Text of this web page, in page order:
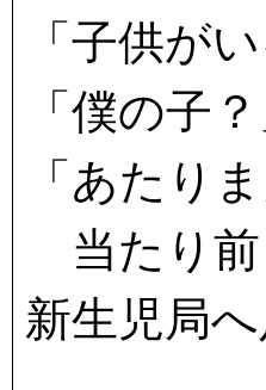
「子供が
「僕の子？
「あたり
当たり前
新生児局